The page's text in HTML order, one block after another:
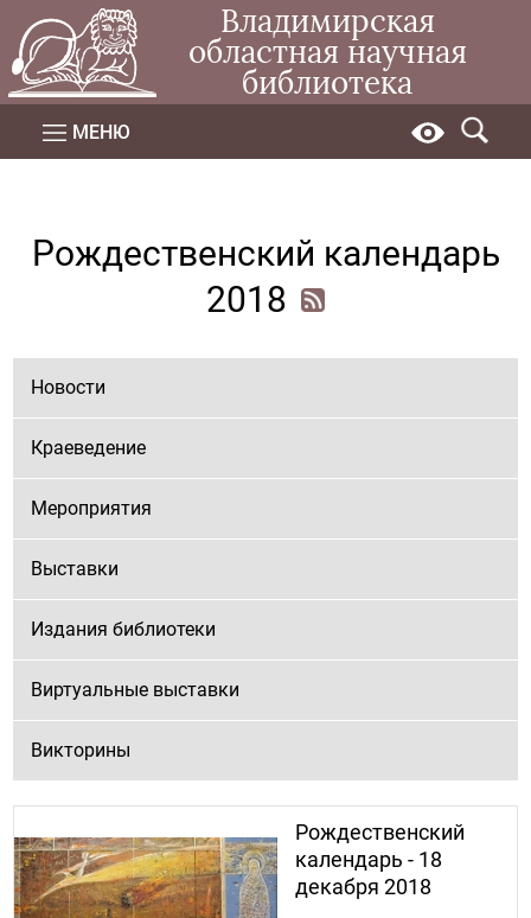
Владимирская
областная научная
библиотека
МЕНЮ
Рождественский календарь
2018
Новости
Краеведение
Мероприятия
Выставки
Издания библиотеки
Виртуальные выставки
Викторины
Рождественский
календарь - 18
декабря 2018